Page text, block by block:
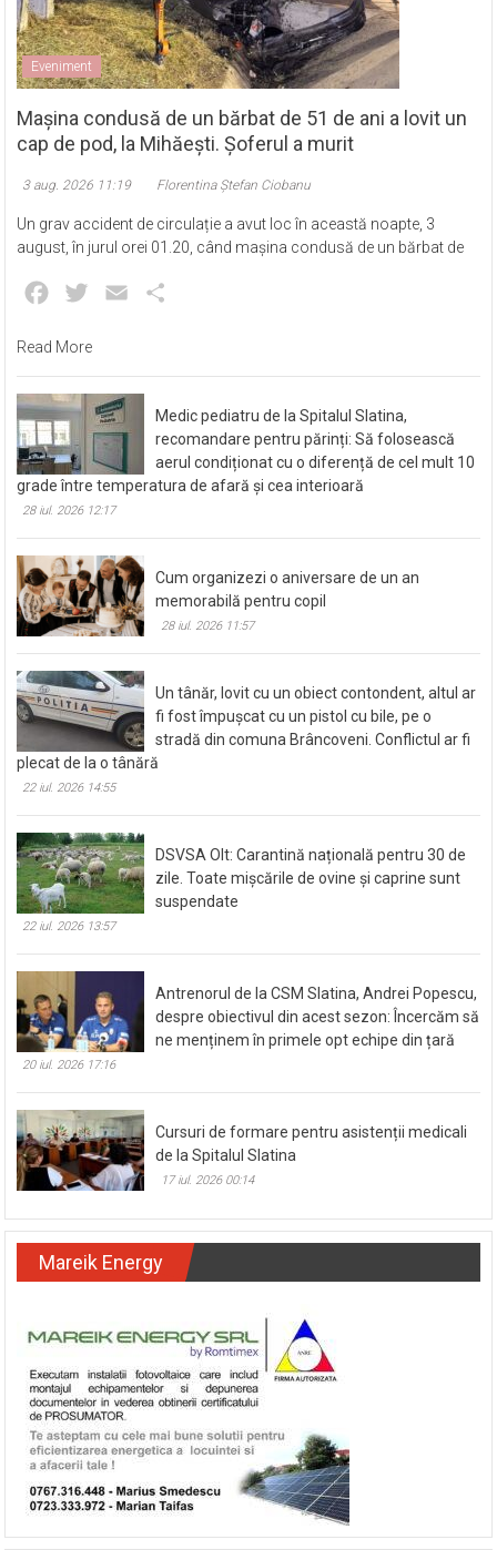
Eveniment
Mașina condusă de un bărbat de 51 de ani a lovit un
cap de pod, la Mihăești. Șoferul a murit
3 aug. 2026 11:19 Florentina Ștefan Ciobanu
Un grav accident de circulație a avut loc în această noapte, 3
august, în jurul orei 01.20, când mașina condusă de un bărbat de
Facebook
Twitter Email
Read More
Medic pediatru de la Spitalul Slatina,
recomandare pentru părinți: Să folosească
aerul condiționat cu o diferență de cel mult 10
grade între temperatura de afară și cea interioară
28 iul. 2026 12:17
Cum organizezi o aniversare de un an
memorabilă pentru copil
28 iul. 2026 11:57
Un tânăr, lovit cu un obiect contondent, altul ar
fi fost împușcat cu un pistol cu bile, pe o
stradă din comuna Brâncoveni. Conflictul ar fi
plecat de la o tânără
22 iul. 2026 14:55
DSVSA Olt: Carantină națională pentru 30 de
zile. Toate mișcările de ovine și caprine sunt
suspendate
22 iul. 2026 13:57
Antrenorul de la CSM Slatina, Andrei Popescu,
despre obiectivul din acest sezon: Încercăm să
ne menținem în primele opt echipe din țară
20 iul. 2026 17:16
Cursuri de formare pentru asistenții medicali
de la Spitalul Slatina
17 iul. 2026 00:14
Mareik Energy